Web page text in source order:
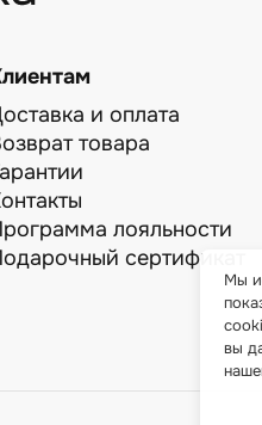
и оплата
товара
лояльности
сертификат
Мы
вы